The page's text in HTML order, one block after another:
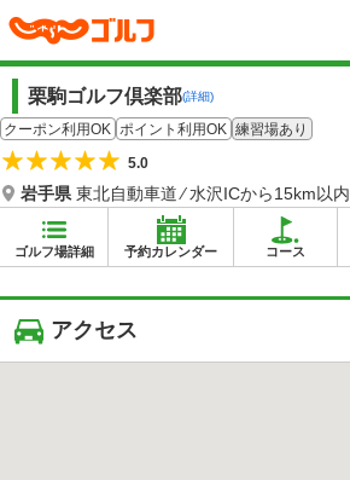
栗駒ゴルフ倶楽部(詳細)
クーポン利用OK ポイント利用OK 練習場あり
5.0
岩手県 東北自動車道 ⁄ 水沢ICから15km以内
ゴルフ場詳細 予約カレンダー コース
アクセス